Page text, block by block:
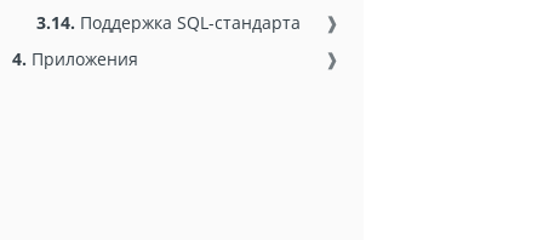
3.14. Поддержка SQL-стандарта
❱
4. Приложения ❱